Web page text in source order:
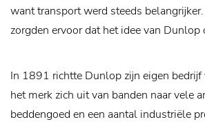
want transport werd steeds
zorgden ervoor dat het idee van
In 1891 richtte Dunlop zijn eigen
het merk zich uit van banden naar vele
beddengoed en een aantal industriële